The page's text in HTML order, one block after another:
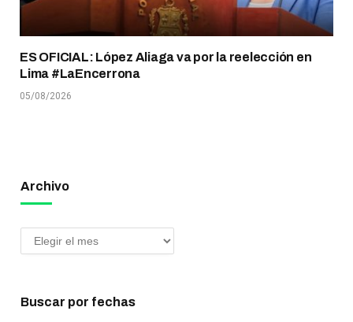
ES OFICIAL: López Aliaga va por la reelección en
Lima #LaEncerrona
05/08/2026
Archivo
Buscar por fechas